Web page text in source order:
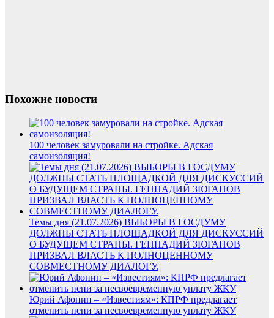
Похожие новости
100 человек замуровали на стройке. Адская
самоизоляция!
Темы дня (21.07.2026) ВЫБОРЫ В ГОСДУМУ
ДОЛЖНЫ СТАТЬ ПЛОЩАДКОЙ ДЛЯ ДИСКУССИЙ
О БУДУЩЕМ СТРАНЫ. ГЕННАДИЙ ЗЮГАНОВ
ПРИЗВАЛ ВЛАСТЬ К ПОЛНОЦЕННОМУ
СОВМЕСТНОМУ ДИАЛОГУ.
Юрий Афонин – «Известиям»: КПРФ предлагает
отменить пени за несвоевременную уплату ЖКУ